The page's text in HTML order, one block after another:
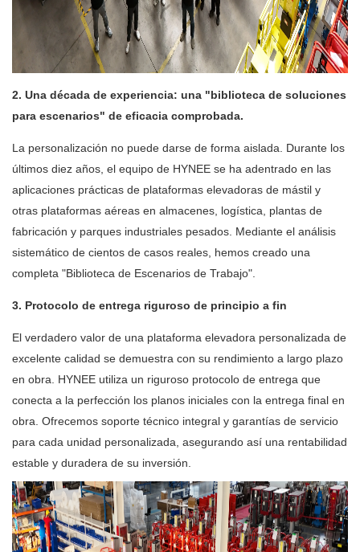
2. Una década de experiencia: una "biblioteca de soluciones
para escenarios" de eficacia comprobada.
La personalización no puede darse de forma aislada. Durante los
últimos diez años, el equipo de HYNEE se ha adentrado en las
aplicaciones prácticas de plataformas elevadoras de mástil y
otras plataformas aéreas en almacenes, logística, plantas de
fabricación y parques industriales pesados. Mediante el análisis
sistemático de cientos de casos reales, hemos creado una
completa "Biblioteca de Escenarios de Trabajo".
3. Protocolo de entrega riguroso de principio a fin
El verdadero valor de una plataforma elevadora personalizada de
excelente calidad se demuestra con su rendimiento a largo plazo
en obra. HYNEE utiliza un riguroso protocolo de entrega que
conecta a la perfección los planos iniciales con la entrega final en
obra. Ofrecemos soporte técnico integral y garantías de servicio
para cada unidad personalizada, asegurando así una rentabilidad
estable y duradera de su inversión.